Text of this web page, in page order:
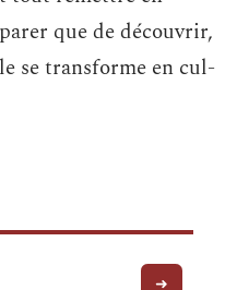
que de découvrir,
se transforme en cul-